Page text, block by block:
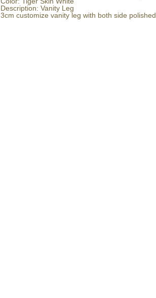
Description: Vanity Leg
3cm customize vanity leg with both side polished.